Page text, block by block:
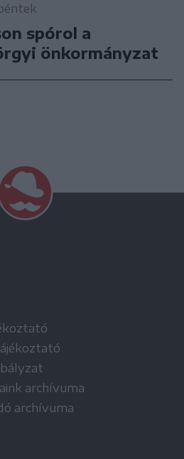
spórol a
önkormányzat
archívuma
archívuma